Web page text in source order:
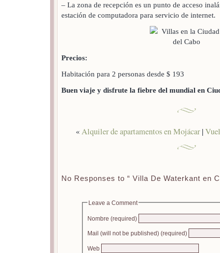
– La zona de recepción es un punto de acceso
estación de computadora para servicio de internet.
Precios:
Habitación para 2 personas desde $ 193
Buen viaje y disfrute la fiebre del mundial en
«Alquiler de apartamentos en Mojácar|
No Responses to “ Villa De Waterkant en
Leave a Comment
Nombre (required)
Mail (will not be published) (required)
Web